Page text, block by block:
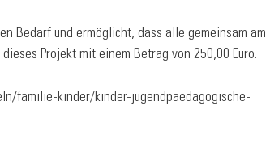
Bedarf und ermöglicht, dass alle gemeinsam am
Projekt mit einem Betrag von 250,00 Euro.
familie-kinder/kinder-jugendpaedagogische-